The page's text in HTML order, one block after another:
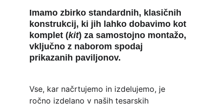
Imamo zbirko standardnih, klasičnih
konstrukcij, ki jih lahko dobavimo kot
komplet (kit) za samostojno montažo,
vključno z naborom spodaj
prikazanih paviljonov.
Vse, kar načrtujemo in izdelujemo, je
ročno izdelano v naših tesarskih